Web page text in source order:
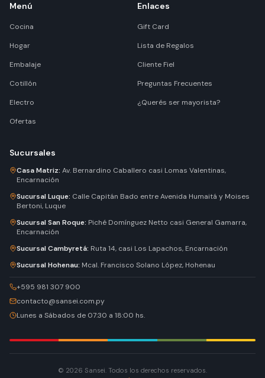
Menú
Cocina
Hogar
Embalaje
Cotillón
Electro
Ofertas
Enlaces
Gift Card
Lista de Regalos
Cliente Fiel
Preguntas Frecuentes
¿Querés ser mayorista?
Sucursales
Casa Matriz: Av. Bernardino Caballero casi Lomas Valentinas,
Encarnación
Sucursal Luque: Calle Capitán Bado entre Avenida Humaitá y Moises
Bertoni, Luque
Sucursal San Roque: Piché Domínguez Netto casi General Gamarra,
Encarnación
Sucursal Cambyretá: Ruta 14, casi Los Lapachos, Encarnación
Sucursal Hohenau: Mcal. Francisco Solano López, Hohenau
+595 981 307 900
contacto@sansei.com.py
Lunes a Sábados de 07:30 a 18:00 hs.
© 2026 Sansei. Todos los derechos reservados.